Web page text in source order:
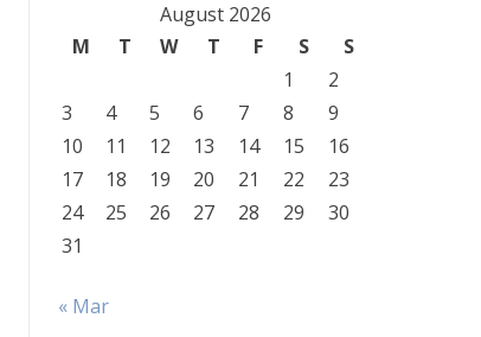
August 2026
M
T W T F S
S
1
2
3
4 5 6 7 8
9
10
11 12 13 14 15
16
17
18 19 20 21 22
23
24
25 26 27 28 29
30
31
« Mar